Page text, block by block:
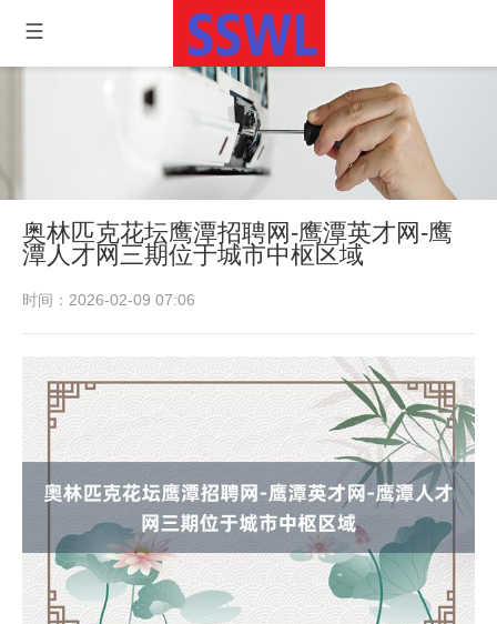
奥林匹克花坛鹰潭招聘网-鹰潭英才网-鹰
潭人才网三期位于城市中枢区域
时间：2026-02-09 07:06